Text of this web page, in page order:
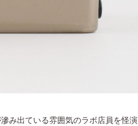
み出ている雰囲気のラボ店員を怪演